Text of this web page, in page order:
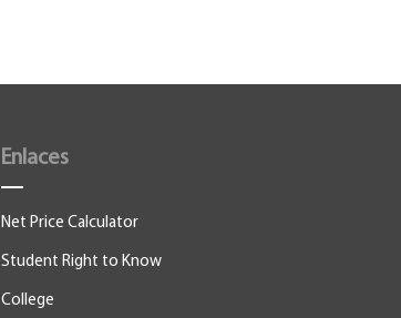
Enlaces
Net Price Calculator
Student Right to Know
College